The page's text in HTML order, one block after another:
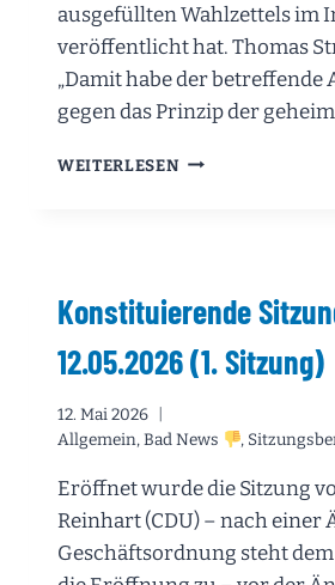
ausgefüllten Wahlzettels im
veröffentlicht hat. Thomas
„Damit habe der betreffende
gegen das Prinzip der
WEITERLESEN DIE
VON
WÜRTTEMBERG
DIE
DES
Konstituierende
12.05.2026 (1. Sitzung)
12. Mai 2026
Allgemein,Bad News ,
Eröffnet wurde die Sitzung
Reinhart (CDU) – nach einer
Geschäftsordnung steht